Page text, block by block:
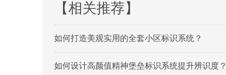
【相关推荐】
如何打造美观实用的全套小区标识系统？
如何设计高颜值精神堡垒标识系统提升辨识度？